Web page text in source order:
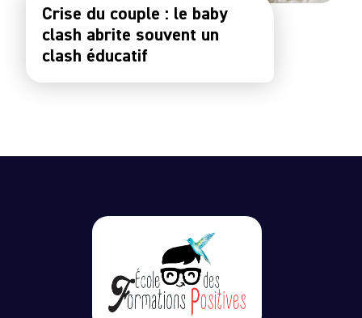
Crise du couple : le baby
clash abrite souvent un
clash éducatif